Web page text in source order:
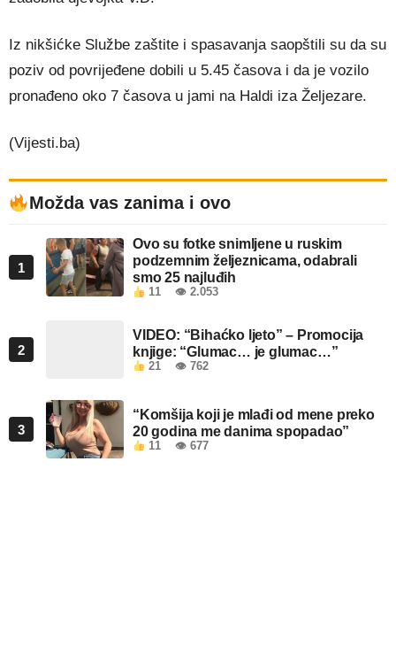
Iz nikšićke Službe zaštite i spasavanja saopštili su da su
poziv od povrijeđene dobili u 5.45 časova i da je vozilo
pronađeno oko 7 časova u jami na Haldi iza Željezare.
(Vijesti.ba)
Možda vas zanima i ovo
1
Ovo su fotke snimljene u ruskim
podzemnim željeznicama, odabrali
smo 25 najluđih
11 👁 2.053
2
VIDEO: “Bihaćko ljeto” – Promocija
knjige: “Glumac… je glumac…”
21 👁 762
3
“Komšija koji je mlađi od mene preko
20 godina me danima spopadao”
11 👁 677